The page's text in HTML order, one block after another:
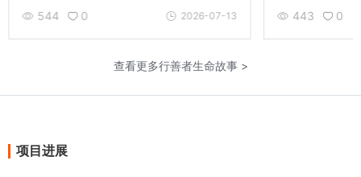
544
0 2026-07-13 443 0
查看更多行善者生命故事 >
项目进展